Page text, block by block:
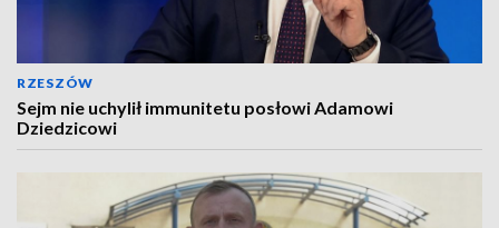
RZESZÓW
Sejm nie uchylił immunitetu posłowi Adamowi
Dziedzicowi